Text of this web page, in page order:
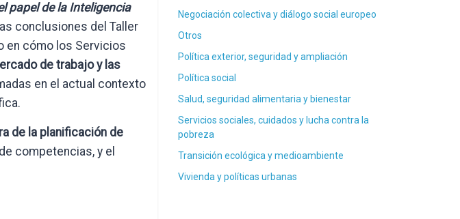
papel de la Inteligencia
conclusiones del Taller
en cómo los Servicios
de trabajo y las
en el actual contexto
de la planificación de
competencias, y el
Negociación colectiva y diálogo social europeo
Otros
Política exterior, seguridad y ampliación
Política social
Salud, seguridad alimentaria y bienestar
Servicios sociales, cuidados y lucha contra la
pobreza
Transición ecológica y medioambiente
Vivienda y políticas urbanas